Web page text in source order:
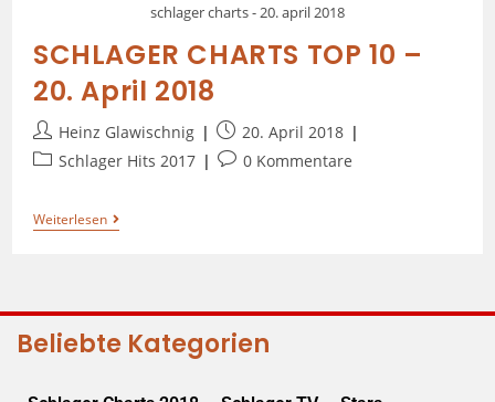
schlager charts - 20. april 2018
SCHLAGER CHARTS TOP 10 –
20. April 2018
Heinz Glawischnig
20. April 2018
Schlager Hits 2017
0 Kommentare
Weiterlesen
Beliebte Kategorien